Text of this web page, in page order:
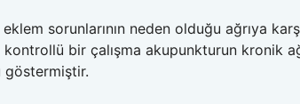
sorunlarının neden olduğu ağrıya
bir çalışma akupunkturun kronik
göstermiştir.